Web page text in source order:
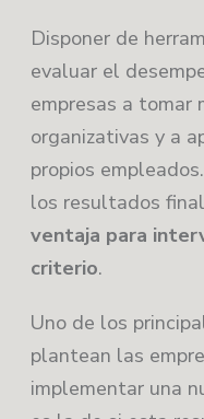
Disponer de
evaluar el
empresas a tomar
organizativas y a
propios
los resultados
ventaja para
criterio.
Uno de los
plantean las
implementar una